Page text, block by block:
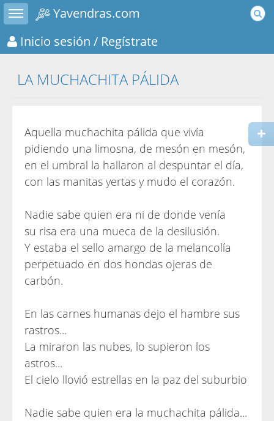
Toggle sidebar
Yavendras.com
Inicio sesión / Regístrate
LA MUCHACHITA PÁLIDA
Aquella muchachita pálida que vivía
pidiendo una limosna, de mesón en mesón,
en el umbral la hallaron al despuntar el día,
con las manitas yertas y mudo el corazón.
Nadie sabe quien era ni de donde venía
su risa era una mueca de la desilusión.
Y estaba el sello amargo de la melancolía
perpetuado en dos hondas ojeras de
carbón.
En las carnes humanas dejo el hambre sus
rastros...
La miraron las nubes, lo supieron los
astros...
El cielo llovió estrellas en la paz del suburbio
Nadie sabe quien era la muchachita pálida...